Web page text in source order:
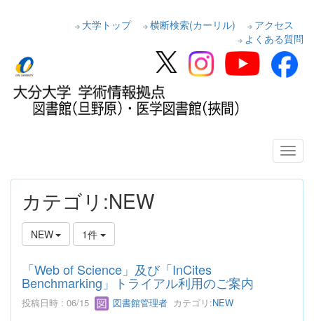
大学トップ 横断検索(カーリル)
アクセス
よくある質問
カテゴリ:NEW
NEW 1件
「Web of Science」及び「InCites
Benchmarking」トライアル利用のご案内
投稿日時 : 06/15 図書館管理者 カテゴリ:NEW